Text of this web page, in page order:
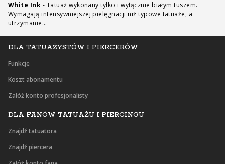
DLA TATUAŻYSTÓW I PIERCERÓW
Funkcje
Koszt abonamentu
Załóż konto profesjonalisty
DLA FANÓW TATUAŻU I PIERCINGU
Znajdź tatuatora
Znajdź piercera
White Ink - Tatuaż wykonany tylko i wyłącznie białym tuszem.
Wymagają intensywniejszej pielęgnacji niż typowe tatuaże, a
utrzymanie…